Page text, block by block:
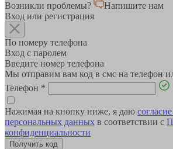
Возникли проблемы?
Напишите нам
Вход или регистрация
По номеру телефона
Вход с паролем
Введите номер телефона
Мы отправим вам код в смс на телефон
Телефон *
Нажимая на кнопку ниже, я даю
персональных данных в соответствии с
конфиденциальности